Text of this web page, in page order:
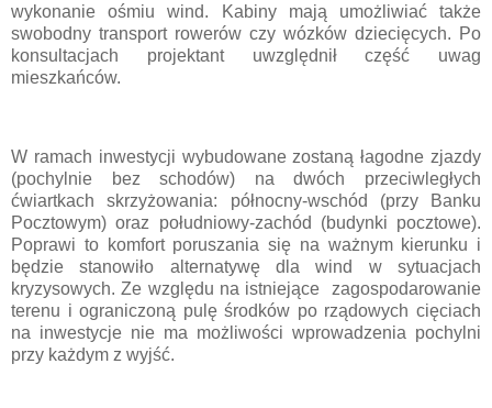
wykonanie ośmiu wind. Kabiny mają umożliwiać także
swobodny transport rowerów czy wózków dziecięcych. Po
konsultacjach projektant uwzględnił część uwag
mieszkańców.
W ramach inwestycji wybudowane zostaną łagodne zjazdy
(pochylnie bez schodów) na dwóch przeciwległych
ćwiartkach skrzyżowania: północny-wschód (przy Banku
Pocztowym) oraz południowy-zachód (budynki pocztowe).
Poprawi to komfort poruszania się na ważnym kierunku i
będzie stanowiło alternatywę dla wind w sytuacjach
kryzysowych. Ze względu na istniejące zagospodarowanie
terenu i ograniczoną pulę środków po rządowych cięciach
na inwestycje nie ma możliwości wprowadzenia pochylni
przy każdym z wyjść.